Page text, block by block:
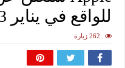
للواقع في يناير 2023
262 زيارة